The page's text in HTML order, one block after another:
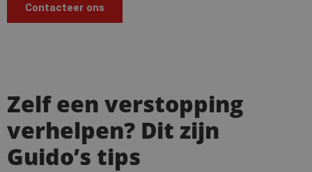
Contacteer ons
Zelf een verstopping
verhelpen? Dit zijn
Guido’s tips